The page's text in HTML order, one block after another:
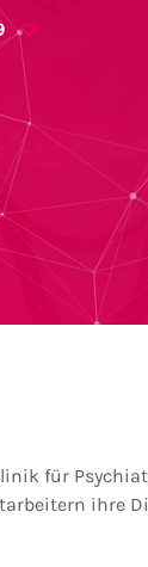
für
ihre